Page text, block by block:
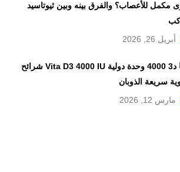
مكمل للأعصاب؟ والفرق بينه وبين ثيوتاسيد
أبريل 26, 2026
فيتا د3 4000 وحدة دولية Vita D3 4000 IU شرائح
سريعة الذوبان
مارس 12, 2026